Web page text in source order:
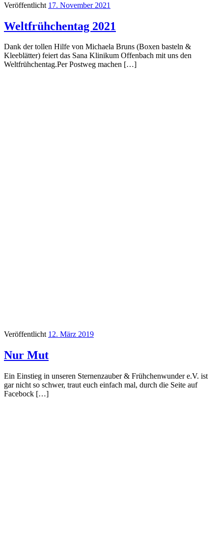
Veröffentlicht 17. November 2021
Weltfrühchentag 2021
Dank der tollen Hilfe von Michaela Bruns (Boxen basteln &
Kleeblätter) feiert das Sana Klinikum Offenbach mit uns den
Weltfrühchentag.Per Postweg machen […]
Veröffentlicht 12. März 2019
Nur Mut
Ein Einstieg in unseren Sternenzauber & Frühchenwunder e.V. ist
gar nicht so schwer, traut euch einfach mal, durch die Seite auf
Facebock […]